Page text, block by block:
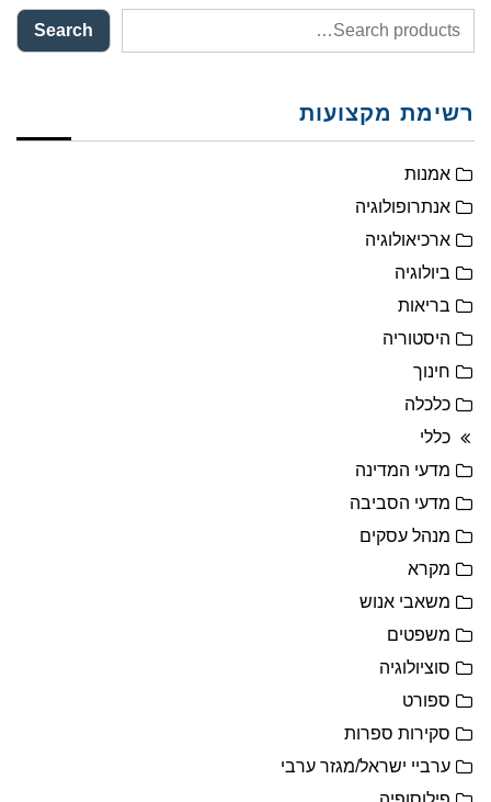
Search
רשימת מקצועות
אמנות
אנתרופולוגיה
ארכיאולוגיה
ביולוגיה
בריאות
היסטוריה
חינוך
כלכלה
כללי
מדעי המדינה
מדעי הסביבה
מנהל עסקים
מקרא
משאבי אנוש
משפטים
סוציולוגיה
ספורט
סקירות ספרות
ערביי ישראל/מגזר ערבי